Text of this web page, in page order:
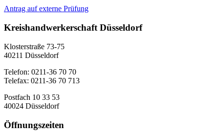
Antrag auf externe Prüfung
Kreishandwerkerschaft Düsseldorf
Klosterstraße 73-75
40211 Düsseldorf
Telefon: 0211-36 70 70
Telefax: 0211-36 70 713
Postfach 10 33 53
40024 Düsseldorf
Öffnungszeiten